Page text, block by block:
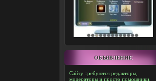
ОБЪЯВЛЕНИЕ
Сайту требуются редакторы,
модераторы и просто помощники.